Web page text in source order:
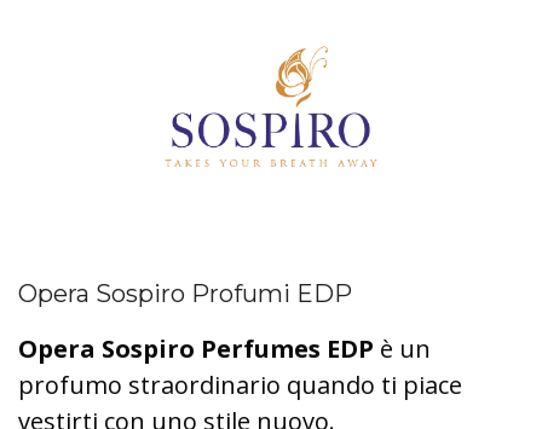
Opera Sospiro Profumi EDP
Opera Sospiro Perfumes EDP è un
profumo straordinario quando ti piace
vestirti con uno stile nuovo.